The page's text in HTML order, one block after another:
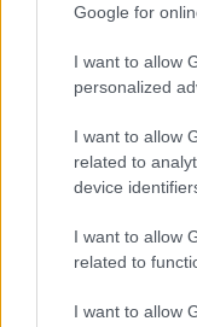
Google for
I want to allow
personalized
I want to allow
related to
device
I want to allow
related to
I want to allow
Ez a fesztivál